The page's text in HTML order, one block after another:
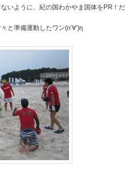
いように、紀の国わかやま国体をPR！だ
と準備運動したワン(n‘∀‘)η